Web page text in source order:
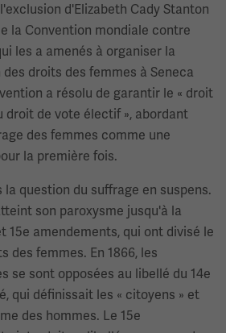
d'Elizabeth Cady Stanton
la Convention mondiale contre
les a amenés à organiser la
droits des femmes à Seneca
a résolu de garantir le « droit
droit de vote électif », abordant
des femmes comme une
la première fois.
question du suffrage en suspens.
son paroxysme jusqu'à la
15e amendements, qui ont divisé le
des femmes. En 1866, les
se sont opposées au libellé du 14e
qui définissait les « citoyens » et
des hommes. Le 15e